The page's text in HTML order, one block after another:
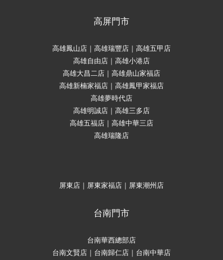
高屏門市
高雄鳳山店｜高雄瑞豐店｜高雄五甲店
高雄自由店｜高雄小港店
高雄大昌二店｜高雄鼎山家福店
高雄新楠家福店｜高雄鳳甲家福店
高雄夢時代店
高雄明誠店｜高雄三多店
高雄五福店｜高雄中華三店
高雄瑞隆店
屏東店｜屏東家福店｜屏東潮州店
台南門市
台南華西總部店
台南文賢店｜台南歸仁店｜台南中華店